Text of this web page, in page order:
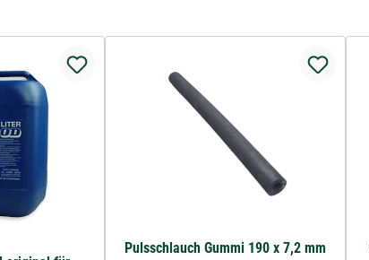
Pulsschlauch Gummi 190 x 7,2 mm